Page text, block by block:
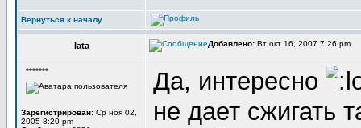
Вернуться к началу
lata Добавлено: Вт окт 16, 2007 7:26 pm
*******
Зарегистрирован: Ср ноя 02,
2005 8:20 pm
Да, интересно
не дает сжигать